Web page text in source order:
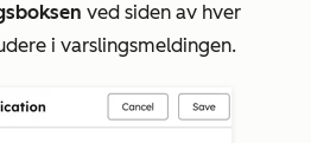
ved siden av hver
i varslingsmeldingen.